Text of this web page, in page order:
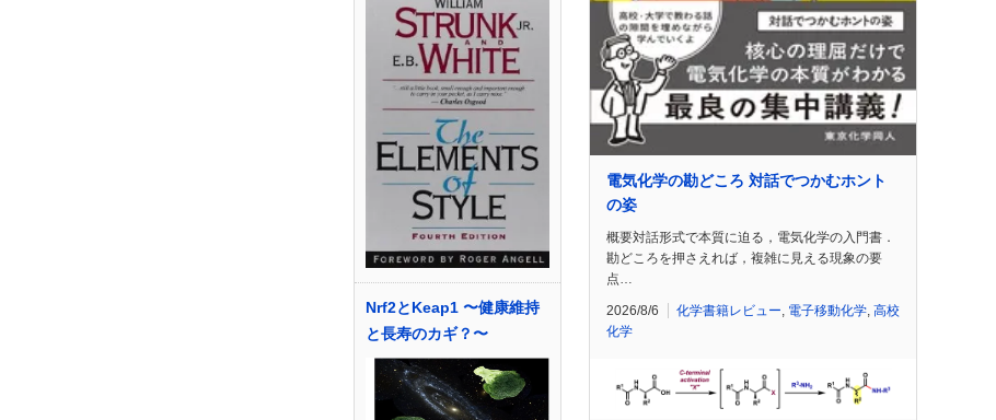
Nrf2とKeap1 〜健康維持
と長寿のカギ？〜
電気化学の勘どころ 対話でつかむホント
の姿
概要対話形式で本質に迫る，電気化学の入門書．
勘どころを押さえれば，複雑に見える現象の要
点…
2026/8/6 化学書籍レビュー 電子移動化学 高校
化学